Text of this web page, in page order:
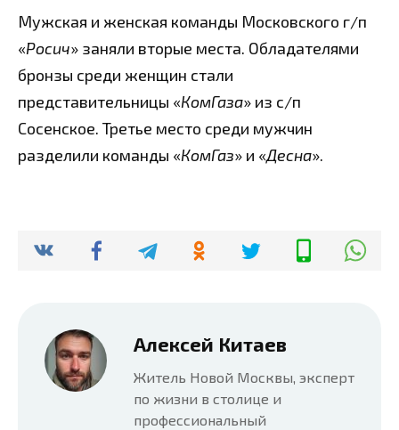
Мужская и женская команды Московского г/п
«Росич» заняли вторые места. Обладателями
бронзы среди женщин стали
представительницы «КомГаза» из с/п
Сосенское. Третье место среди мужчин
разделили команды «КомГаз» и «Десна».
Алексей Китаев
Житель Новой Москвы, эксперт
по жизни в столице и
профессиональный